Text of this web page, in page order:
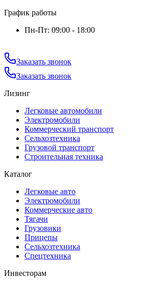
График работы
Пн-Пт: 09:00 - 18:00
Заказать звонок
Заказать звонок
Лизинг
Легковые автомобили
Электромобили
Коммерческий транспорт
Сельхозтехника
Грузовой транспорт
Строительная техника
Каталог
Легковые авто
Электромобили
Коммерческие авто
Тягачи
Грузовики
Прицепы
Сельхозтехника
Спецтехника
Инвесторам